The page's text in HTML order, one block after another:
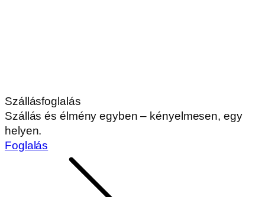
Szállásfoglalás
Szállás és élmény egyben – kényelmesen, egy
helyen.
Foglalás